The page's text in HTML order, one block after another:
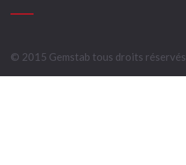
© 2015 Gemstab tous droits réservés